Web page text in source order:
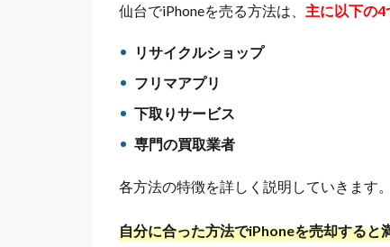
仙台でiPhoneを売る方法は、 主に以下の4
リサイクルショップ
フリマアプリ
下取りサービス
専門の買取業者
各方法の特徴を詳しく説明していきます。
自分に合った方法でiPhoneを売却すると